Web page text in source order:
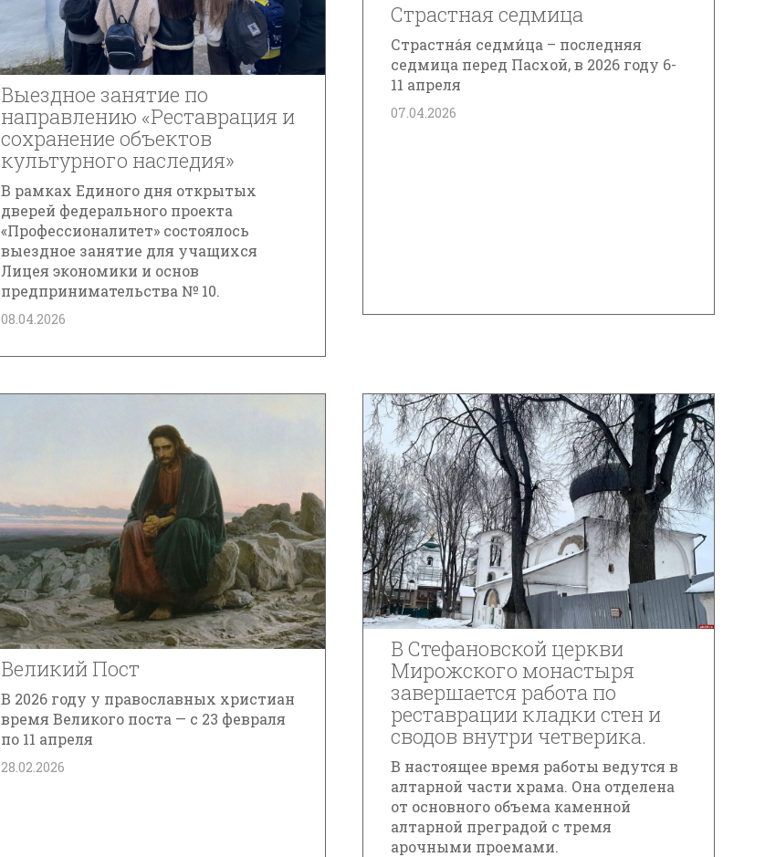
Выездное занятие по
направлению «Реставрация и
сохранение объектов
культурного наследия»
В рамках Единого дня открытых
дверей федерального проекта
«Профессионалитет» состоялось
выездное занятие для учащихся
Лицея экономики и основ
предпринимательства № 10.
08.04.2026
Страстная седмица
Страстна́я седми́ца – последняя
седмица перед Пасхой, в 2026 году 6-
11 апреля
07.04.2026
Великий Пост
В 2026 году у православных христиан
время Великого поста — с 23 февраля
по 11 апреля
28.02.2026
В Стефановской церкви
Мирожского монастыря
завершается работа по
реставрации кладки стен и
сводов внутри четверика.
В настоящее время работы ведутся в
алтарной части храма. Она отделена
от основного объема каменной
алтарной преградой с тремя
арочными проемами.